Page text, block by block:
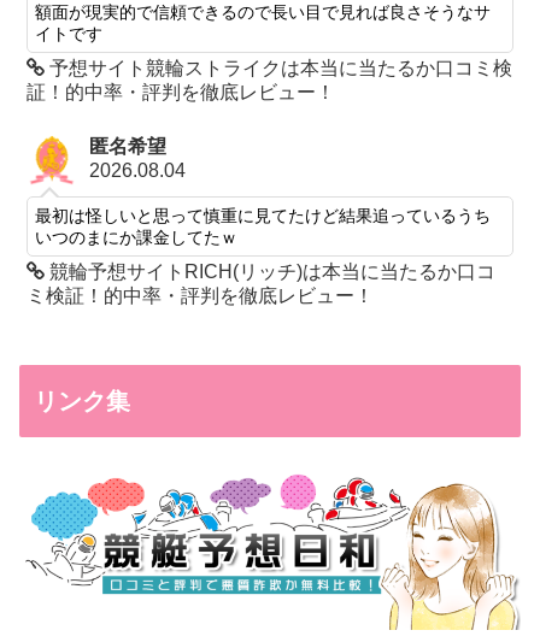
額面が現実的で信頼できるので長い目で見れば良さそうなサ
イトです
予想サイト競輪ストライクは本当に当たるか口コミ検
証！的中率・評判を徹底レビュー！
匿名希望
2026.08.04
最初は怪しいと思って慎重に見てたけど結果追っているうち
いつのまにか課金してたｗ
競輪予想サイトRICH(リッチ)は本当に当たるか口コ
ミ検証！的中率・評判を徹底レビュー！
リンク集